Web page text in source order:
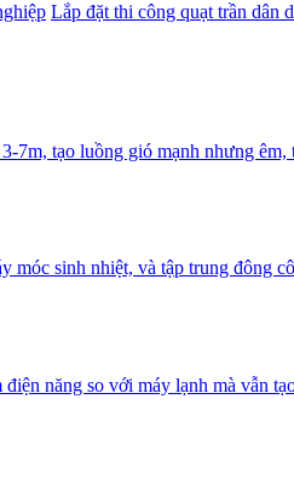
Lắp đặt thi công quạt trần dân
7m, tạo luồng gió mạnh nhưng êm,
móc sinh nhiệt, và tập trung đông
năng so với máy lạnh mà vẫn